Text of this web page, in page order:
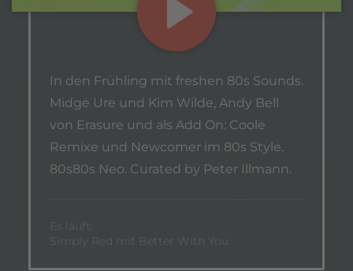
In den Frühling mit freshen 80s Sounds.
Midge Ure und Kim Wilde, Andy Bell
von Erasure und als Add On: Coole
Remixe und Newcomer im 80s Style.
80s80s Neo. Curated by Peter Illmann.
Es läuft:
Simply Red mit Better With You